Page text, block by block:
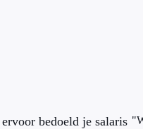
bedoeld je salaris